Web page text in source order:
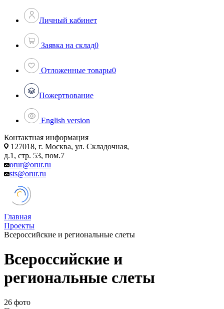
Личный кабинет
Заявка на склад0
Отложенные товары0
Пожертвование
English version
Контактная информация
127018, г. Москва, ул. Складочная,
д.1, стр. 53, пом.7
orur@orur.ru
sts@orur.ru
Главная
Проекты
Всероссийские и региональные слеты
Всероссийские и
региональные слеты
26 фото